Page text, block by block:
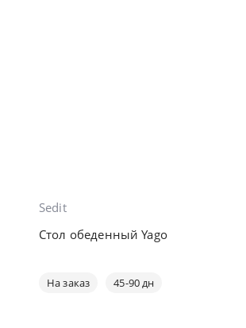
Sedit
Стол обеденный Yago
На заказ 45-90 дн